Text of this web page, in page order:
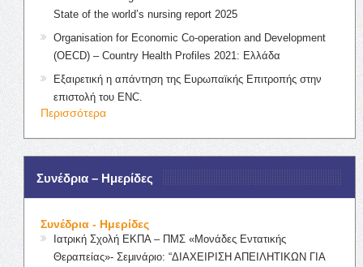
State of the world’s nursing report 2025
Organisation for Economic Co-operation and Development
(OECD) – Country Health Profiles 2021: Ελλάδα
Εξαιρετική η απάντηση της Ευρωπαϊκής Επιτροπής στην
επιστολή του ENC.
Περισσότερα
Συνέδρια – Ημερίδες
Συνέδρια - Ημερίδες
Ιατρική Σχολή ΕΚΠΑ – ΠΜΣ «Μονάδες Εντατικής
Θεραπείας»- Σεμινάριο: “ΔΙΑΧΕΙΡΙΣΗ ΑΠΕΙΛΗΤΙΚΩΝ ΓΙΑ